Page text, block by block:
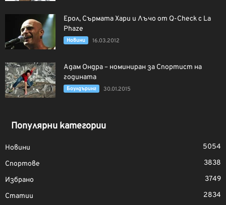
Ерол, Сърмата Хари и Лъчо от Q-Check с La
Phaze
Новини 16.03.2012
Адам Ондра – номиниран за Спортист на
годината
Боулдъринг 30.01.2015
Популярни категории
Новини
5054
Спортове
3838
Избрано
3749
Статии
2834